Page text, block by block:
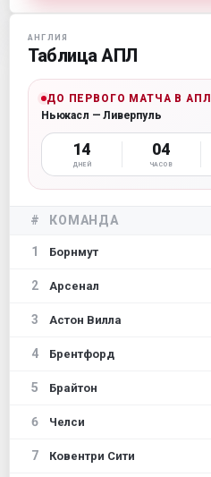
АНГЛИЯ
Таблица АПЛ
ДО ПЕРВОГО МАТЧА В АПЛ
Ньюкасл — Ливерпуль
14
ДНЕЙ
04
ЧАСОВ
# КОМАНДА
1 Борнмут
2 Арсенал
3 Астон Вилла
4 Брентфорд
5 Брайтон
6 Челси
7 Ковентри Сити